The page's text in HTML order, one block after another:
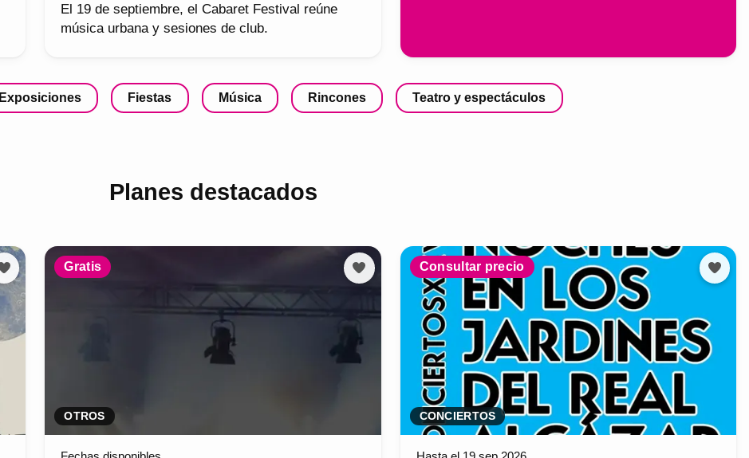
El 19 de septiembre, el Cabaret Festival reúne
música urbana y sesiones de club.
Exposiciones Fiestas Música Rincones Teatro y espectáculos
Planes destacados
Gratis
OTROS
Consultar precio
CONCIERTOS